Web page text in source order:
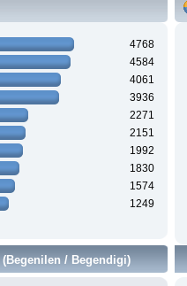
4768
4584
4061
3936
2271
2151
1992
1830
1574
1249
(Begenilen / Begendigi)